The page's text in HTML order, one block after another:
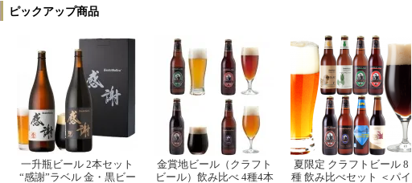
ピックアップ商品
一升瓶ビール 2本セット
“感謝”ラベル 金・黒ビー
金賞地ビール（クラフト
ビール）飲み比べ 4種4本
夏限定 クラフトビール 8
種 飲み比べセット ＜パイ